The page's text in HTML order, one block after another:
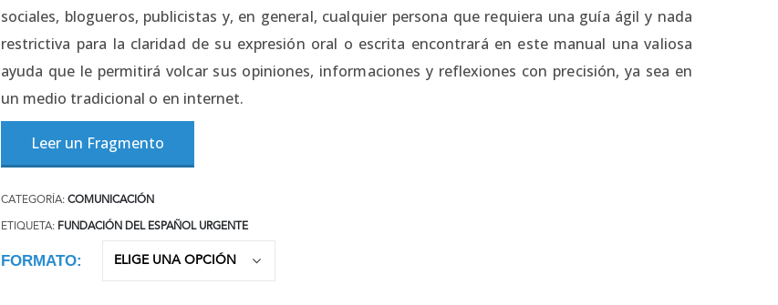
sociales, blogueros, publicistas y, en general, cualquier persona que requiera una guía ágil y nada
restrictiva para la claridad de su expresión oral o escrita encontrará en este manual una valiosa
ayuda que le permitirá volcar sus opiniones, informaciones y reflexiones con precisión, ya sea en
un medio tradicional o en internet.
Leer un Fragmento
CATEGORÍA: COMUNICACIÓN
ETIQUETA: FUNDACIÓN DEL ESPAÑOL URGENTE
FORMATO